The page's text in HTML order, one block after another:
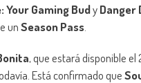
Your Gaming BudyDanger
unSeason Pass
, que estará disponible
Está confirmado que